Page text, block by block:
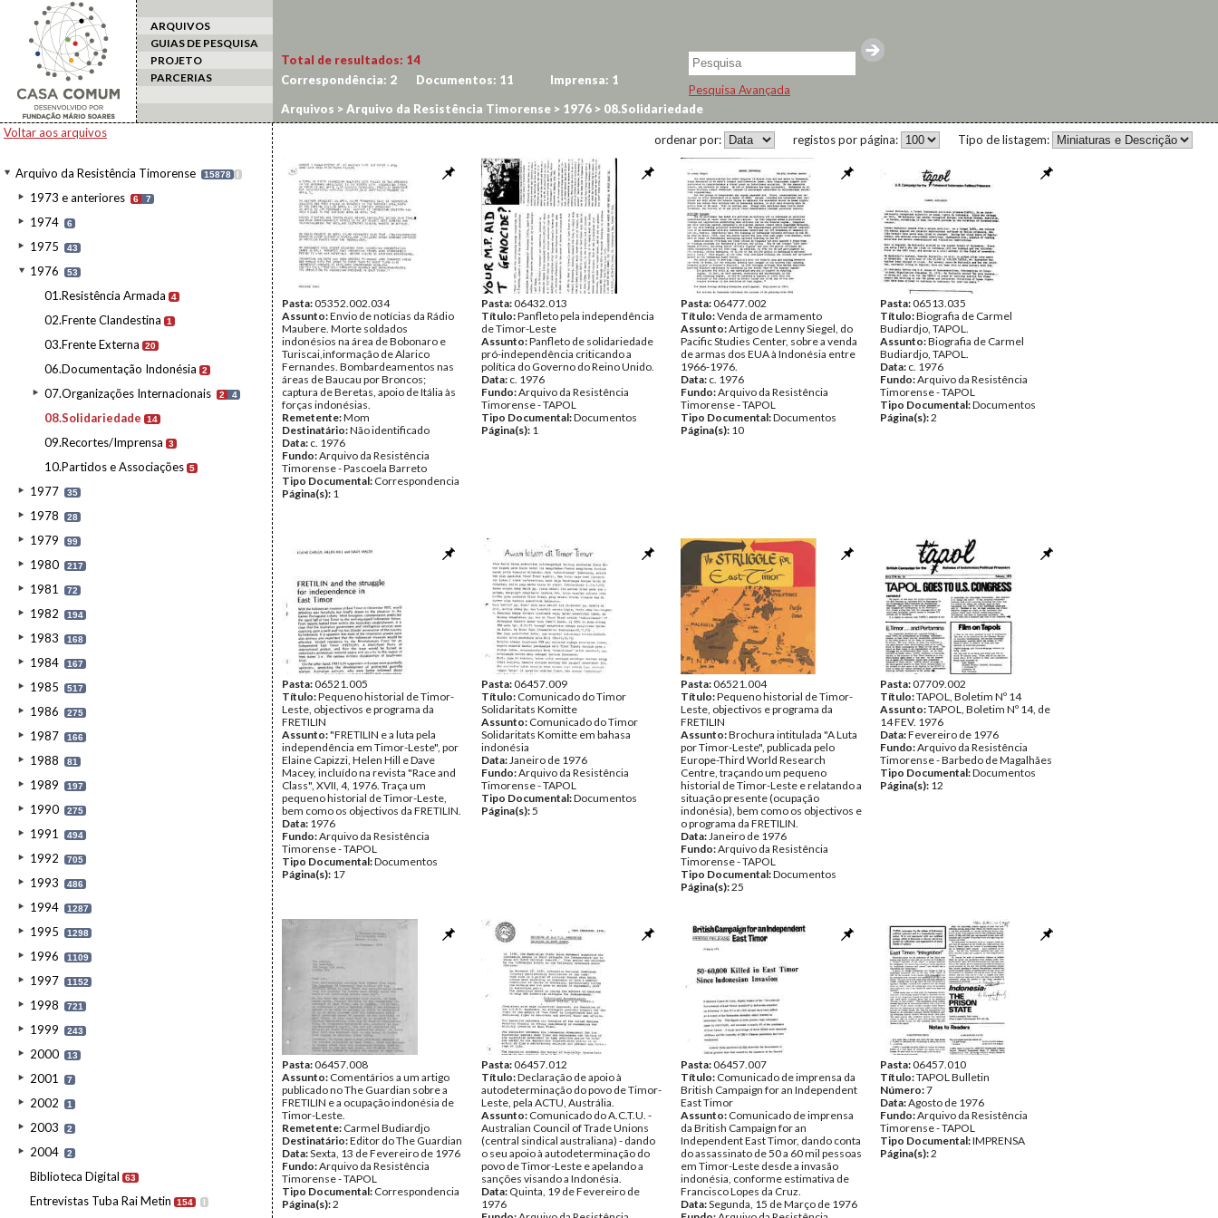
ARQUIVOS
GUIAS DE PESQUISA
PROJETO
PARCERIAS
Pesquisa Avançada
Voltar aos arquivos
Arquivo da Resistência Timorense 15878 I
1973 e anteriores 6 7
1974 6
1975 43
1976 53
01.Resistência Armada 4
02.Frente Clandestina 1
03.Frente Externa 20
06.Documentação Indonésia 2
07.Organizações Internacionais 2 4
08.Solidariedade 14
09.Recortes/Imprensa 3
10.Partidos e Associações 5
1977 35
1978 28
1979 99
1980 217
1981 72
1982 194
1983 168
1984 167
1985 517
1986 275
1987 166
1988 81
1989 197
1990 275
1991 494
1992 705
1993 486
1994 1287
1995 1298
1996 1109
1997 1152
1998 721
1999 243
2000 13
2001 7
2002 1
2003 2
2004 2
Biblioteca Digital 63
Entrevistas Tuba Rai Metin 154 I
Total de resultados: 14
Correspondência: 2 Documentos: 11 Imprensa: 1
Arquivos >Arquivo da Resistência Timorense > 1976 > 08.Solidariedade
Tipo de listagem:
registos por página:
ordenar por:
Pasta:05352.002.034
Assunto:Envio de notícias da Rádio
Maubere. Morte soldados
indonésios na área de Bobonaro e
Turiscai,informação de Alarico
Fernandes. Bombardeamentos nas
áreas de Baucau por Broncos;
captura de Beretas, apoio de Itália às
forças indonésias.
Remetente:Mom
Destinatário:Não identificado
Data: c. 1976
Fundo:Arquivo da Resistência
Timorense - Pascoela Barreto
Tipo Documental: Correspondencia
Página(s): 1
Pasta:06432.013
Título:Panfleto pela independência
de Timor-Leste
Assunto:Panfleto de solidariedade
pró-independência criticando a
política do Governo do Reino Unido.
Data: c. 1976
Fundo:Arquivo da Resistência
Timorense - TAPOL
Tipo Documental:Documentos
Página(s): 1
Pasta:06477.002
Título:Venda de armamento
Assunto:Artigo de Lenny Siegel, do
Pacific Studies Center, sobre a venda
de armas dos EUA à Indonésia entre
1966-1976.
Data: c. 1976
Fundo:Arquivo da Resistência
Timorense - TAPOL
Tipo Documental:Documentos
Página(s): 10
Pasta:06513.035
Título:Biografia de Carmel
Budiardjo, TAPOL.
Assunto:Biografia de Carmel
Budiardjo, TAPOL.
Data: c. 1976
Fundo:Arquivo da Resistência
Timorense - TAPOL
Tipo Documental:Documentos
Página(s):2
Pasta:06521.005
Título:Pequeno historial de Timor-
Leste, objectivos e programa da
FRETILIN
Assunto:"FRETILIN e a luta pela
independência em Timor-Leste", por
Elaine Capizzi, Helen Hill e Dave
Macey, incluído na revista "Race and
Class", XVII, 4, 1976. Traça um
pequeno historial de Timor-Leste,
bem como os objectivos da FRETILIN.
Data: 1976
Fundo:Arquivo da Resistência
Timorense - TAPOL
Tipo Documental:Documentos
Página(s): 17
Pasta:06457.009
Título: Comunicado do Timor
Solidaritats Komitte
Assunto: Comunicado do Timor
Solidaritats Komitte em bahasa
indonésia
Data:Janeiro de 1976
Fundo:Arquivo da Resistência
Timorense - TAPOL
Tipo Documental:Documentos
Página(s):5
Pasta:06521.004
Título:Pequeno historial de Timor-
Leste, objectivos e programa da
FRETILIN
Assunto:Brochura intitulada "A Luta
por Timor-Leste", publicada pelo
Europe-Third World Research
Centre, traçando um pequeno
historial de Timor-Leste e relatando a
situação presente (ocupação
indonésia), bem como os objectivos e
o programa da FRETILIN.
Data:Janeiro de 1976
Fundo:Arquivo da Resistência
Timorense - TAPOL
Tipo Documental:Documentos
Página(s):25
Pasta:07709.002
Título:TAPOL, Boletim Nº 14
Assunto:TAPOL, Boletim Nº 14, de
14 FEV. 1976
Data:Fevereiro de 1976
Fundo:Arquivo da Resistência
Timorense - Barbedo de Magalhães
Tipo Documental:Documentos
Página(s): 12
Pasta:06457.008
Assunto: Comentários a um artigo
publicado no The Guardian sobre a
FRETILIN e a ocupação indonésia de
Timor-Leste.
Remetente: Carmel Budiardjo
Destinatário:Editor do The Guardian
Data:Sexta, 13 de Fevereiro de 1976
Fundo:Arquivo da Resistência
Timorense - TAPOL
Tipo Documental: Correspondencia
Página(s):2
Pasta:06457.012
Título:Declaração de apoio à
autodeterminação do povo de Timor-
Leste, pela ACTU, Austrália.
Assunto: Comunicado do A.C.T.U. -
Australian Council of Trade Unions
(central sindical australiana) - dando
o seu apoio à autodeterminação do
povo de Timor-Leste e apelando a
sanções visando a Indonésia.
Data: Quinta, 19 de Fevereiro de
1976
Pasta:06457.007
Título: Comunicado de imprensa da
British Campaign for an Independent
East Timor
Assunto: Comunicado de imprensa
da British Campaign for an
Independent East Timor, dando conta
do assassinato de 50 a 60 mil pessoas
em Timor-Leste desde a invasão
indonésia, conforme estimativa de
Francisco Lopes da Cruz.
Data:Segunda, 15 de Março de 1976
Pasta:06457.010
Título:TAPOL Bulletin
Número:7
Data:Agosto de 1976
Fundo:Arquivo da Resistência
Timorense - TAPOL
Tipo Documental:IMPRENSA
Página(s):2